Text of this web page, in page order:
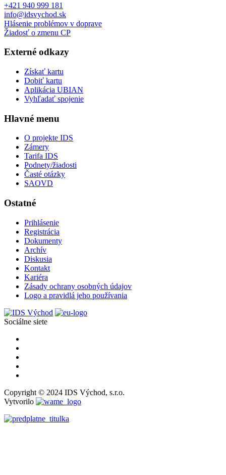
+421 940 999 181
info@idsvychod.sk
Hlásenie problémov v doprave
Žiadosť o zmenu CP
Externé odkazy
Získať kartu
Dobiť kartu
Aplikácia UBIAN
Vyhľadať spojenie
Hlavné menu
O projekte IDS
Zámery
Tarifa IDS
Podnety/žiadosti
Časté otázky
SAOVD
Ostatné
Prihlásenie
Registrácia
Dokumenty
Archív
Diskusia
Kontakt
Kariéra
Zásady ochrany osobných údajov
Logo a pravidlá jeho používania
Sociálne siete
Copyright © 2024 IDS Východ, s.r.o.
Vytvorilo